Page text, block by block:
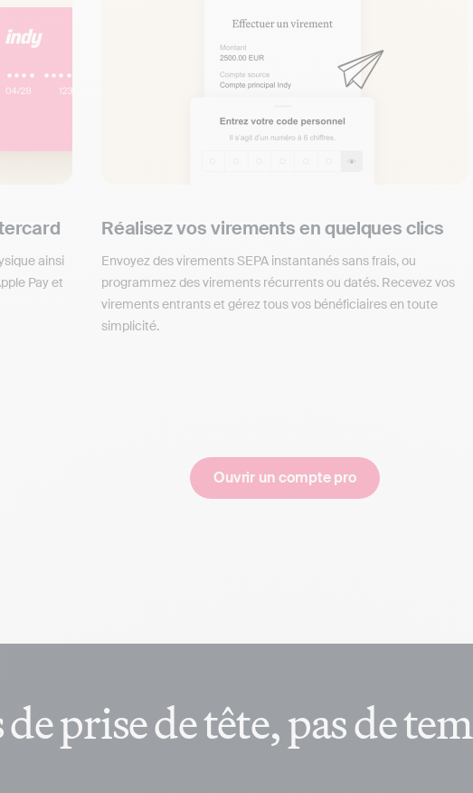
ainsi
Pay et
Réalisez vos virements en quelques clics
Envoyez des virements SEPA instantanés sans frais, ou
programmez des virements récurrents ou datés. Recevez vos
virements entrants et gérez tous vos bénéficiaires en toute
simplicité.
Ouvrir un compte pro
de prise de tête, pas de